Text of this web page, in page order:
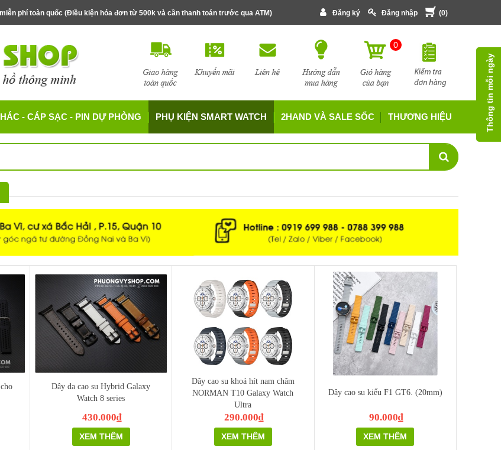
phí toàn quốc (Điều kiện hóa đơn từ 500k và cần thanh toán trước qua ATM) Đăng ký Đăng nhập (0)
0
- CÁP SẠC - PIN DỰ PHÒNG PHỤ KIỆN SMART WATCH 2HAND VÀ SALE SỐC THƯƠNG HIỆU
Dây da cao su Hybrid Galaxy
Watch 8 series
430.000₫
XEM THÊM
Dây cao su khoá hít nam châm
NORMAN T10 Galaxy Watch
Ultra
290.000₫
XEM THÊM
Dây cao su kiểu F1 GT6. (20mm)
90.000₫
XEM THÊM
Thông tin mỗi ngày